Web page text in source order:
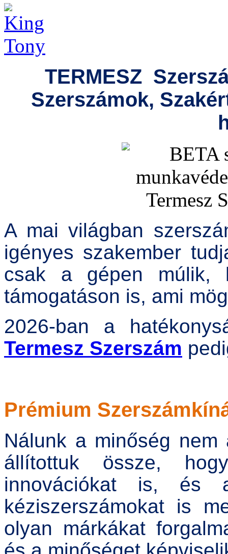
TERMESZ
Szerszámok,
A mai világban
igényes szakember
csak a gépen múlik,
támogatáson is, ami
2026-ban a
Termesz Szerszám
Prémium
Nálunk a minőség
állítottuk össze,
innovációkat is, és
kéziszerszámokat is
olyan márkákat